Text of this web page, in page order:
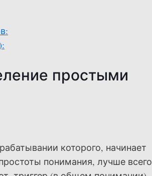
простыми
которого, начинает
понимания, лучше всего